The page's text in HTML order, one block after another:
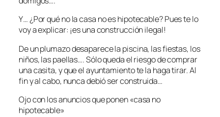
Y… ¿Por qué no la casa no es hipotecable? Pues te lo
voy a explicar: ¡es una construcción ilegal!
De un plumazo desaparece la piscina, las fiestas, los
niños, las paellas…. Sólo queda el riesgo de comprar
una casita, y que el ayuntamiento te la haga tirar. Al
fin y al cabo, nunca debió ser construida…
Ojo con los anuncios que ponen «casa no
hipotecable»